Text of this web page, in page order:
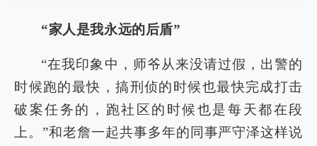
“家人是我永远的后盾”
“在我印象中，师爷从来没请过假，出警的
时候跑的最快，搞刑侦的时候也最快完成打击
破案任务的，跑社区的时候也是每天都在段
上。”和老詹一起共事多年的同事严守泽这样说